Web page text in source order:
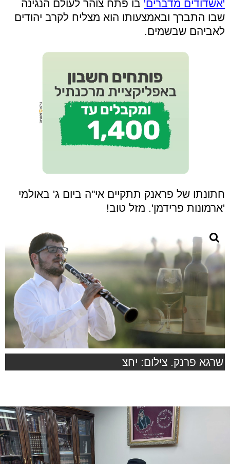
'אשדודים מדברים' בו פתח צוהר לעולם הנגינה
שבו התברך ובאמצעותו הוא מצליח לקרב יהודים
לאביהם שבשמים.
חתונתו של פראנק תתקיים אי"ה ביום ג' באולמי
'ארמונות פרידמן'. מזל טוב!
שרגא פרנק. צילום: יחצ